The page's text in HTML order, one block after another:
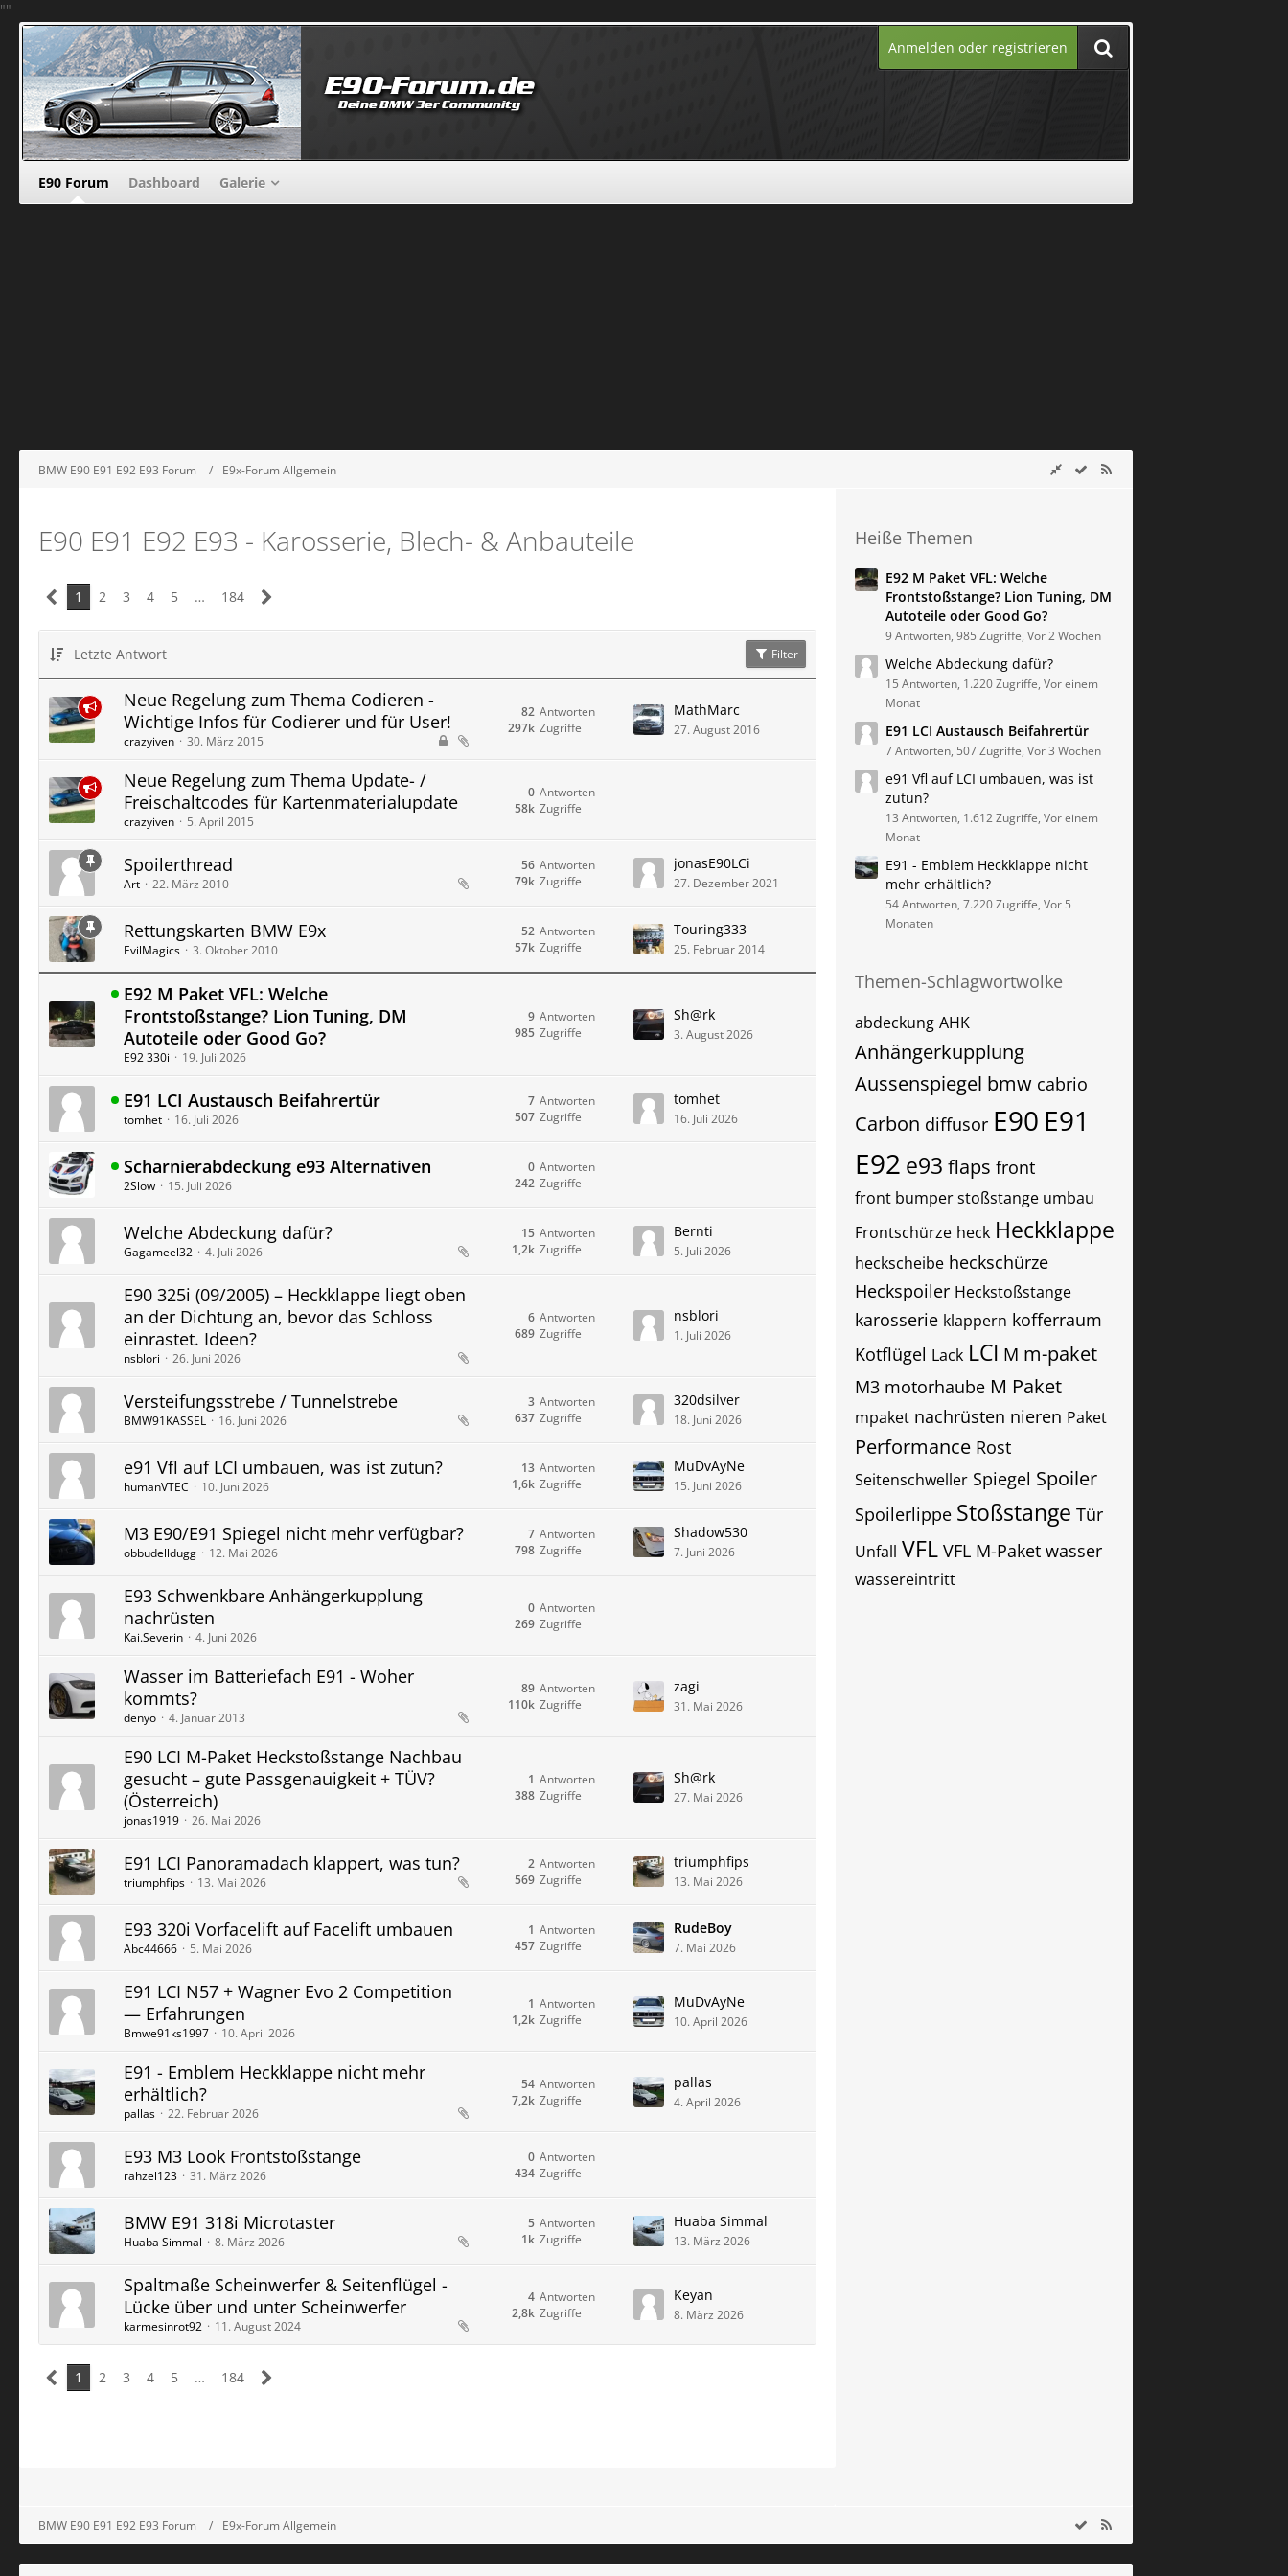
""
Anmelden oder registrieren
E90 Forum Dashboard Galerie
BMW E90 E91 E92 E93 Forum E9x-Forum Allgemein
E90 E91 E92 E93 - Karosserie, Blech- & Anbauteile
1 2 3 4 5 … 184
Letzte Antwort Filter
Neue Regelung zum Thema Codieren -
Wichtige Infos für Codierer und für User!
crazyiven 30. März 2015
Antworten
82
Zugriffe
297k
MathMarc
27. August 2016
Neue Regelung zum Thema Update- /
Freischaltcodes für Kartenmaterialupdate
crazyiven 5. April 2015
Antworten
0
Zugriffe
58k
Spoilerthread
Art 22. März 2010
Antworten
56
Zugriffe
79k
jonasE90LCi
27. Dezember 2021
Rettungskarten BMW E9x
EvilMagics 3. Oktober 2010
Antworten
52
Zugriffe
57k
Touring333
25. Februar 2014
E92 M Paket VFL: Welche
Frontstoßstange? Lion Tuning, DM
Autoteile oder Good Go?
E92 330i 19. Juli 2026
Antworten
9
Zugriffe
985
Sh@rk
3. August 2026
E91 LCI Austausch Beifahrertür
tomhet 16. Juli 2026
Antworten
7
Zugriffe
507
tomhet
16. Juli 2026
Scharnierabdeckung e93 Alternativen
2Slow 15. Juli 2026
Antworten
0
Zugriffe
242
Welche Abdeckung dafür?
Gagameel32 4. Juli 2026
Antworten
15
Zugriffe
1,2k
Bernti
5. Juli 2026
E90 325i (09/2005) – Heckklappe liegt oben
an der Dichtung an, bevor das Schloss
einrastet. Ideen?
nsblori 26. Juni 2026
Antworten
6
Zugriffe
689
nsblori
1. Juli 2026
Versteifungsstrebe / Tunnelstrebe
BMW91KASSEL 16. Juni 2026
Antworten
3
Zugriffe
637
320dsilver
18. Juni 2026
e91 Vfl auf LCI umbauen, was ist zutun?
humanVTEC 10. Juni 2026
Antworten
13
Zugriffe
1,6k
MuDvAyNe
15. Juni 2026
M3 E90/E91 Spiegel nicht mehr verfügbar?
obbudelldugg 12. Mai 2026
Antworten
7
Zugriffe
798
Shadow530
7. Juni 2026
E93 Schwenkbare Anhängerkupplung
nachrüsten
Kai.Severin 4. Juni 2026
Antworten
0
Zugriffe
269
Wasser im Batteriefach E91 - Woher
kommts?
denyo 4. Januar 2013
Antworten
89
Zugriffe
110k
zagi
31. Mai 2026
E90 LCI M-Paket Heckstoßstange Nachbau
gesucht – gute Passgenauigkeit + TÜV?
(Österreich)
jonas1919 26. Mai 2026
Antworten
1
Zugriffe
388
Sh@rk
27. Mai 2026
E91 LCI Panoramadach klappert, was tun?
triumphfips 13. Mai 2026
Antworten
2
Zugriffe
569
triumphfips
13. Mai 2026
E93 320i Vorfacelift auf Facelift umbauen
Abc44666 5. Mai 2026
Antworten
1
Zugriffe
457
RudeBoy
7. Mai 2026
E91 LCI N57 + Wagner Evo 2 Competition
— Erfahrungen
Bmwe91ks1997 10. April 2026
Antworten
1
Zugriffe
1,2k
MuDvAyNe
10. April 2026
E91 - Emblem Heckklappe nicht mehr
erhältlich?
pallas 22. Februar 2026
Antworten
54
Zugriffe
7,2k
pallas
4. April 2026
E93 M3 Look Frontstoßstange
rahzel123 31. März 2026
Antworten
0
Zugriffe
434
BMW E91 318i Microtaster
Huaba Simmal 8. März 2026
Antworten
5
Zugriffe
1k
Huaba Simmal
13. März 2026
Spaltmaße Scheinwerfer & Seitenflügel -
Lücke über und unter Scheinwerfer
karmesinrot92 11. August 2024
Antworten
4
Zugriffe
2,8k
Keyan
8. März 2026
1 2 3 4 5 … 184
Heiße Themen
E92 M Paket VFL: Welche
Frontstoßstange? Lion Tuning, DM
Autoteile oder Good Go?
9 Antworten, 985 Zugriffe, Vor 2 Wochen
Welche Abdeckung dafür?
15 Antworten, 1.220 Zugriffe, Vor einem
Monat
E91 LCI Austausch Beifahrertür
7 Antworten, 507 Zugriffe, Vor 3 Wochen
e91 Vfl auf LCI umbauen, was ist
zutun?
13 Antworten, 1.612 Zugriffe, Vor einem
Monat
E91 - Emblem Heckklappe nicht
mehr erhältlich?
54 Antworten, 7.220 Zugriffe, Vor 5
Monaten
Themen-Schlagwortwolke
abdeckung AHK
Anhängerkupplung
Aussenspiegel bmw cabrio
Carbon diffusor E90 E91
E92 e93 flaps front
front bumper stoßstange umbau
Frontschürze heck Heckklappe
heckscheibe heckschürze
Heckspoiler Heckstoßstange
karosserie klappern kofferraum
Kotflügel Lack LCI M m-paket
M3 motorhaube M Paket
mpaket nachrüsten nieren Paket
Performance Rost
Seitenschweller Spiegel Spoiler
Spoilerlippe Stoßstange Tür
Unfall VFL VFL M-Paket wasser
wassereintritt
BMW E90 E91 E92 E93 Forum E9x-Forum Allgemein